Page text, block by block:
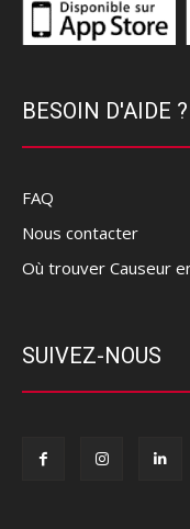
BESOIN D'AIDE ?
FAQ
Nous contacter
Où trouver Causeur
SUIVEZ-NOUS